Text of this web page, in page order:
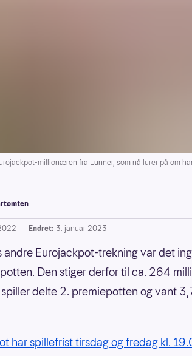
millionæren fra Lunner, som nå lurer på om
Endret: 3. januar 2023
andre Eurojackpot-trekning var det
Den stiger derfor til ca. 264
delte 2. premiepotten og vant
har spillefrist tirsdag og fredag kl.